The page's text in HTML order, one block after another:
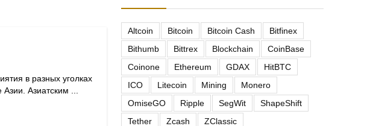
в разных уголках
Азиатским ...
Altcoin Bitcoin Bitcoin Cash
Bitfinex
Bithumb
Bittrex Blockchain
CoinBase
Coinone
Ethereum GDAX
HitBTC
ICO
Litecoin Mining
Monero
OmiseGO
Ripple SegWit
ShapeShift
Tether
Zcash
ZClassic